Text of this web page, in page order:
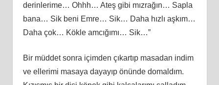
derinlerime… Ohhh… Ateş gibi mızrağın… Sapla
bana… Sik beni Emre… Sik… Daha hızlı aşkım…
Daha çok… Kökle amcığımı… Sik…”
Bir müddet sonra içimden çıkartıp masadan indim
ve ellerimi masaya dayayıp önünde domaldım.